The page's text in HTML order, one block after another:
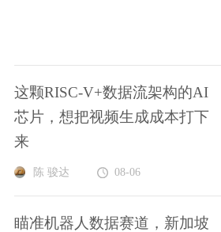
这颗RISC-V+数据流架构的AI
芯片，想把视频生成成本打下
来
陈 骏达 08-06
瞄准机器人数据赛道，新加坡